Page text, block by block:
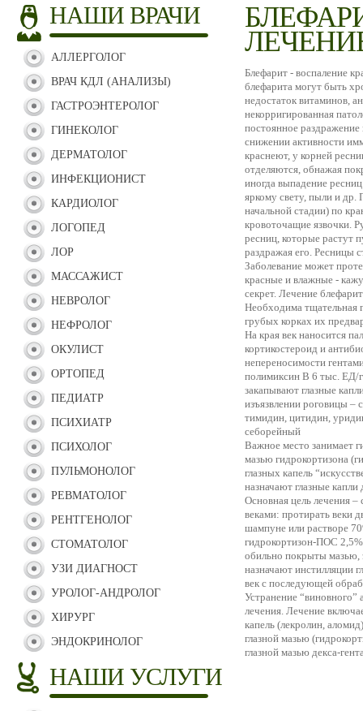
НАШИ ВРАЧИ
АЛЛЕРГОЛОГ
ВРАЧ КДЛ (АНАЛИЗЫ)
ГАСТРОЭНТЕРОЛОГ
ГИНЕКОЛОГ
ДЕРМАТОЛОГ
ИНФЕКЦИОНИСТ
КАРДИОЛОГ
ЛОГОПЕД
ЛОР
МАССАЖИСТ
НЕВРОЛОГ
НЕФРОЛОГ
ОКУЛИСТ
ОРТОПЕД
ПЕДИАТР
ПСИХИАТР
ПСИХОЛОГ
ПУЛЬМОНОЛОГ
РЕВМАТОЛОГ
РЕНТГЕНОЛОГ
СТОМАТОЛОГ
УЗИ ДИАГНОСТ
УРОЛОГ-АНДРОЛОГ
ХИРУРГ
ЭНДОКРИНОЛОГ
НАШИ УСЛУГИ
Блефарит - воспаление
блефарита могут быть
недостаток витаминов,
некорригированная
постоянное
снижении активности
краснеют, у корней
отделяются, обнажая
иногда выпадение
яркому свету, пыли и др.
начальной стадии) по
кровоточащие язвочки.
ресниц, которые растут
раздражая его. Ресницы
Заболевание может
красные и влажные -
секрет. Лечение
Необходима тщательная
грубых корках их
На края век наносится
кортикостероид и
непереносимости
полимиксин В 6 тыс. ЕД/
закапывают глазные
изъязвлении роговицы –
тимидин, цитидин,
себорейный
Важное место занимает
мазью гидрокортизона
глазных капель
назначают глазные
Основная цель лечения –
веками: протирать веки
шампуне или растворе
гидрокортизон-ПОС
обильно покрыты мазью,
назначают инстилляции
век с последующей
Устранение
лечения. Лечение
капель (лекролин,
глазной мазью
глазной мазью декса-